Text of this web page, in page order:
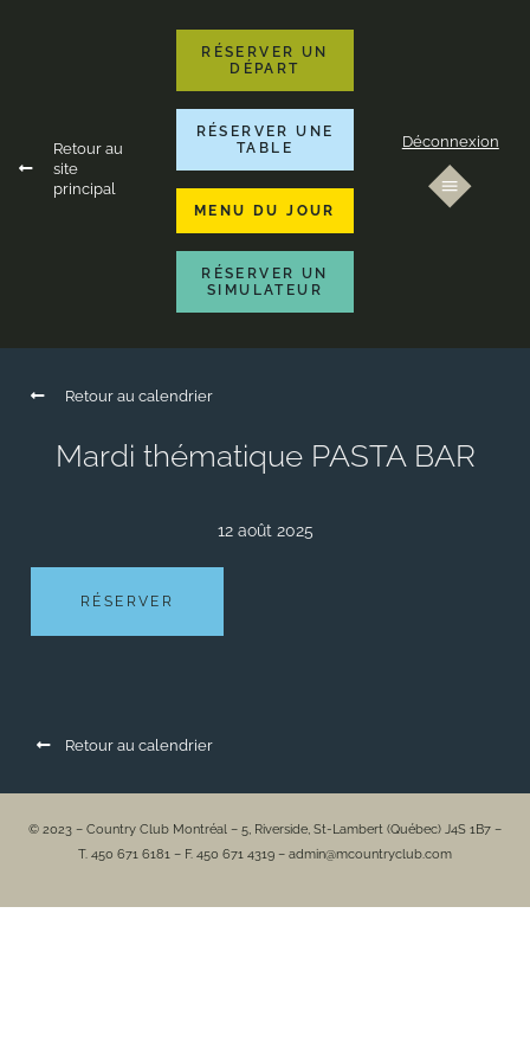
Retour au
site
principal
RÉSERVER UN
DÉPART
RÉSERVER UNE
TABLE
MENU DU JOUR
RÉSERVER UN
SIMULATEUR
Déconnexion
Retour au calendrier
Mardi thématique PASTA BAR
12 août 2025
RÉSERVER
Retour au calendrier
© 2023 – Country Club Montréal – 5, Riverside, St-Lambert (Québec) J4S 1B7 –
T. 450 671 6181 – F. 450 671 4319 – admin@mcountryclub.com